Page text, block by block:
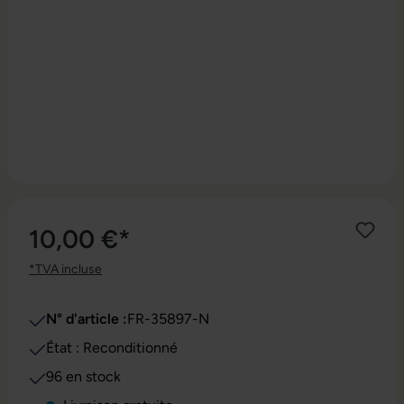
10,00 €*
*TVA incluse
N° d'article :FR-35897-N
État : Reconditionné
96 en stock